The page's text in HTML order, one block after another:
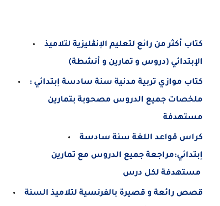
كتاب أكثر من رائع لتعليم الإنڨليزية لتلاميذ
الإبتدائي (دروس و تمارين و أنشطة)
كتاب موازي تربية مدنية سنة سادسة إبتدائي :
ملخصات جميع الدروس مصحوبة بتمارين
مستهدفة
كراس قواعد اللغة سنة سادسة
إبتدائي:مراجعة جميع الدروس مع تمارين
قصص رائعة و قصيرة بالفرنسية لتلاميذ السنة